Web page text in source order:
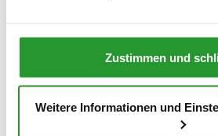
Zustimmen und
Weitere Informationen und